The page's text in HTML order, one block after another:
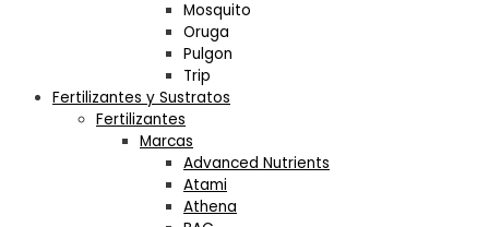
Mosquito
Oruga
Pulgon
Trip
Fertilizantes y Sustratos
Fertilizantes
Marcas
Advanced Nutrients
Atami
Athena